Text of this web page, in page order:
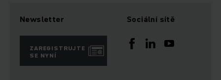
Newsletter
ZAREGISTRUJTE
SE NYNÍ
Sociální sítě